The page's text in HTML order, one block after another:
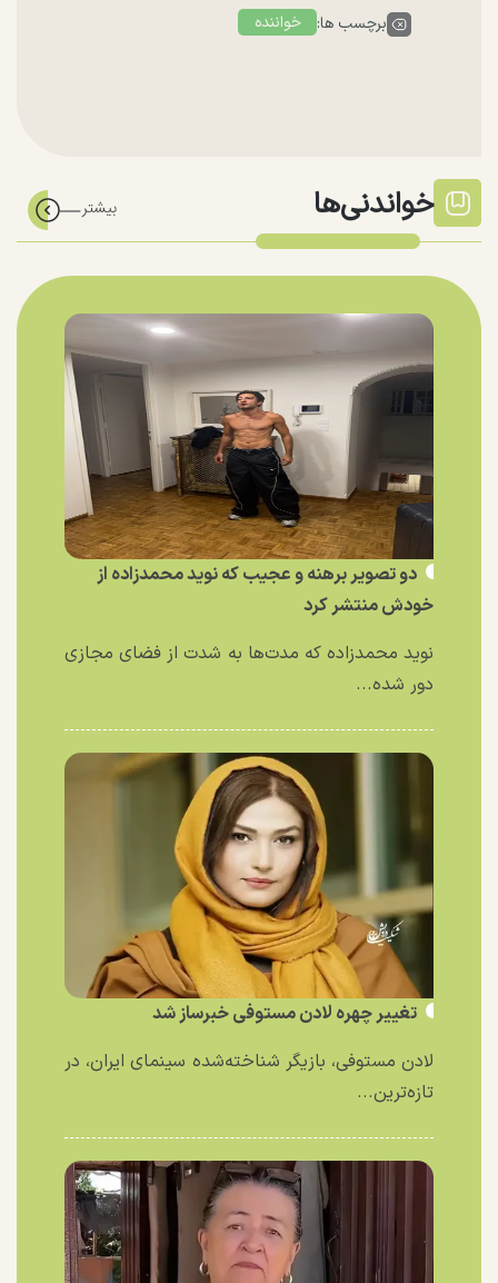
برچسب ها: خواننده
خواندنی‌ها
دو تصویر برهنه و عجیب که نوید محمدزاده از
خودش منتشر کرد
نوید محمدزاده که مدت‌ها به شدت از فضای مجازی
دور شده...
تغییر چهره لادن مستوفی خبرساز شد
لادن مستوفی، بازیگر شناخته‌شده سینمای ایران، در
تازه‌ترین...